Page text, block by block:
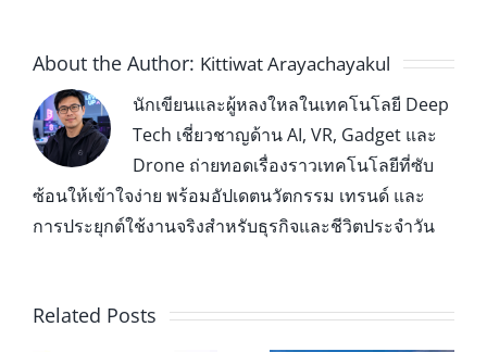
About the Author: Kittiwat Arayachayakul
นักเขียนและผู้หลงใหลในเทคโนโลยี Deep
Tech เชี่ยวชาญด้าน AI, VR, Gadget และ
Drone ถ่ายทอดเรื่องราวเทคโนโลยีที่ซับ
ซ้อนให้เข้าใจง่าย พร้อมอัปเดตนวัตกรรม เทรนด์ และ
การประยุกต์ใช้งานจริงสำหรับธุรกิจและชีวิตประจำวัน
Related Posts